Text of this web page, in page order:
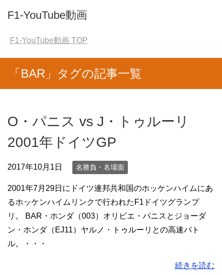
F1-YouTube動画
F1-YouTube動画 TOP
「BAR」タグの記事一覧
O・パニス vs J・トゥルーリ
2001年ドイツGP
2017年10月1日 名勝負・名場面
2001年7月29日にドイツ連邦共和国のホッケンハイムにあ
るホッケンハイムリンクで行われたF1ドイツグランプ
リ。 BAR・ホンダ（003）オリビエ・パニスとジョーダ
ン・ホンダ（EJ11）ヤルノ・トゥルーリとの高速バト
ル。・・・
続きを読む